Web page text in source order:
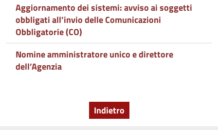
Aggiornamento dei sistemi: avviso ai soggetti
obbligati all’invio delle Comunicazioni
Obbligatorie (CO)
Nomine amministratore unico e direttore
dell’Agenzia
Indietro